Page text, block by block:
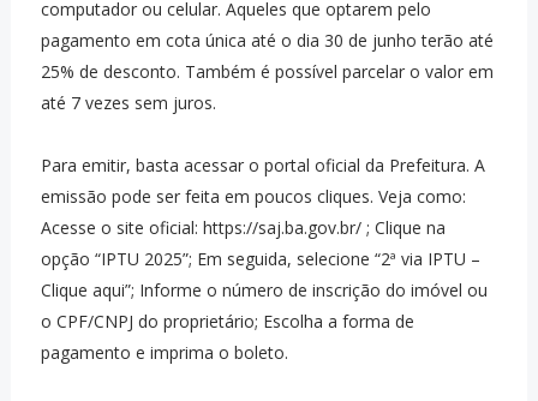
computador ou celular. Aqueles que optarem pelo
pagamento em cota única até o dia 30 de junho terão até
25% de desconto. Também é possível parcelar o valor em
até 7 vezes sem juros.
Para emitir, basta acessar o portal oficial da Prefeitura. A
emissão pode ser feita em poucos cliques. Veja como:
Acesse o site oficial: https://saj.ba.gov.br/ ; Clique na
opção “IPTU 2025”; Em seguida, selecione “2ª via IPTU –
Clique aqui”; Informe o número de inscrição do imóvel ou
o CPF/CNPJ do proprietário; Escolha a forma de
pagamento e imprima o boleto.